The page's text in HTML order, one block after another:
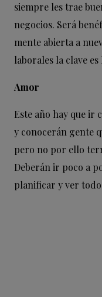
siempre les trae
negocios. Será
mente abierta a
laborales la clave
Amor
Este año hay que ir
y conocerán gente
pero no por ello
Deberán ir poco a
planificar y ver